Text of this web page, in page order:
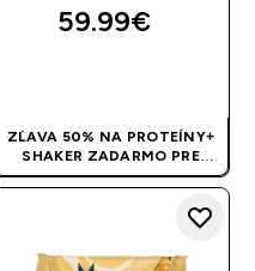
59.99€‎
ZĽAVA 50% NA PROTEÍNY+
SHAKER ZADARMO PRE
NOVÉ ZÁKAZNÍKY! | KÓD: